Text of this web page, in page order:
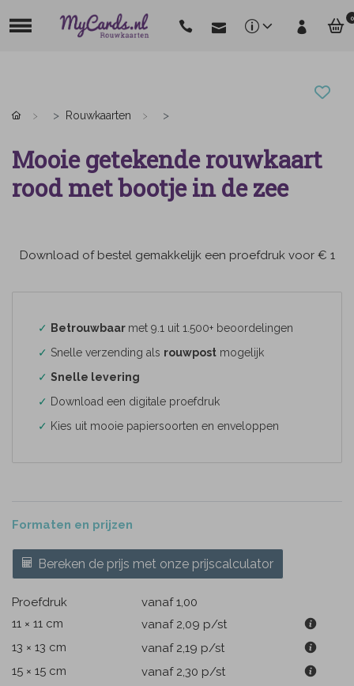
0
Rouwkaarten
Mooie getekende rouwkaart
rood met bootje in de zee
Download of bestel gemakkelijk een proefdruk voor € 1
✓ Betrouwbaar met 9.1 uit 1.500+ beoordelingen
✓ Snelle verzending als rouwpost mogelijk
✓ Snelle levering
✓ Download een digitale proefdruk
✓ Kies uit mooie papiersoorten en enveloppen
Formaten en prijzen
Bereken de prijs met onze prijscalculator
Proefdruk
vanaf 1,00
11 × 11 cm
vanaf 2,09 p/st
13 × 13 cm
vanaf 2,19 p/st
15 × 15 cm
vanaf 2,30 p/st